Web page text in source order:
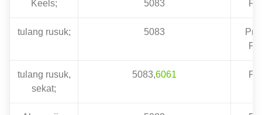
Keels; 5083
tulang rusuk; 5083
tulang rusuk,
sekat;
5083,6061